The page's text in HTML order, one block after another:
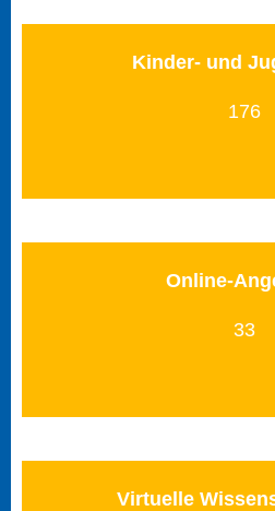
Kinder- und
176
Online-
33
Virtuelle